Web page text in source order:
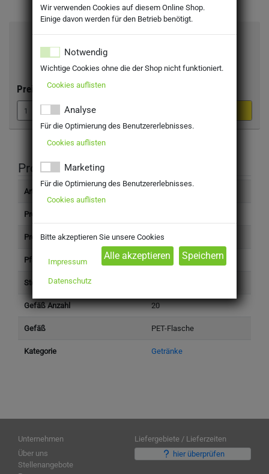
Silberbrunnen medium 20x0,5l PET
EINWEG
inkl. MwSt. zzgl Pfand: 6,50 €
Preis:
Produktinformation
Artikelnummer
Produkttyp
Preis (inkl. Steuer) 11,49 €
Pfand (inkl. Steuer) 6,50 €
Steuersatz
Gefäß Anzahl 20
Gefäß PET-Flasche
Kategorie Getränke
Unternehmen
Über uns
Stellenangebote
Liefergebiete / Lieferzeiten
hier überprüfen
Wir verwenden Cookies auf diesem Online Shop.
Einige davon werden für den Betrieb benötigt.
Notwendig
Wichtige Cookies ohne die der Shop nicht funktioniert.
Cookies auflisten
Analyse
Für die Optimierung des Benutzererlebnisses.
Cookies auflisten
Marketing
Für die Optimierung des Benutzererlebnisses.
Cookies auflisten
Bitte akzeptieren Sie unsere Cookies
Impressum
Datenschutz